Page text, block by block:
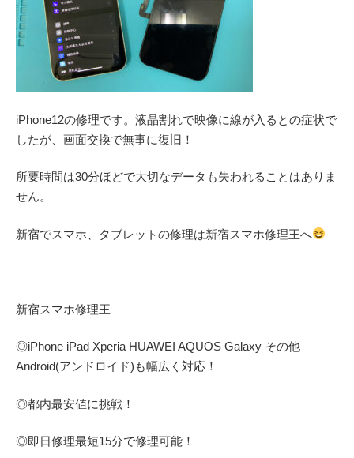
iPhone12の修理です。液晶割れで映像に線が入るとの症状で
したが、画面交換で無事に復旧！
所要時間は30分ほどで大切なデータも失われることはありま
せん。
新宿でスマホ、タブレットの修理は新宿スマホ修理王へ
新宿スマホ修理王
◎iPhone iPad Xperia HUAWEI AQUOS Galaxy その他
Android(アンドロイド) も幅広く対応！
◎都内最安値に挑戦！
◎即日修理最短15分で修理可能！